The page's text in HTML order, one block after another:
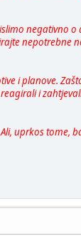
negativno
nepotrebne
i planove.
i
uprkos tome,